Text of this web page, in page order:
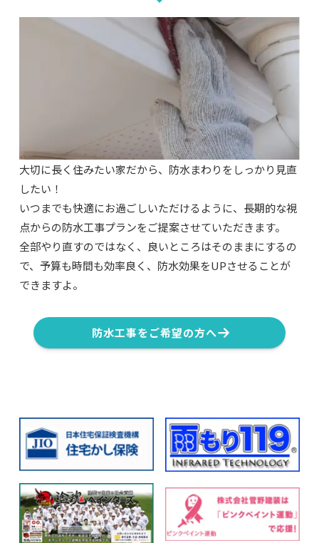
大切に長く住みたい家だから、防水まわりをしっかり見直
したい！
いつまでも快適にお過ごしいただけるように、長期的な視
点からの防水工事プランをご提案させていただきます。
全部やり直すのではなく、良いところはそのままにするの
で、予算も時間も効率良く、防水効果をUPさせることが
できますよ。
防水工事をご希望の方へ